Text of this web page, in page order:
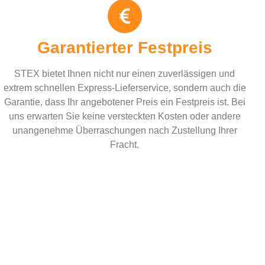
Garantierter Festpreis
STEX bietet Ihnen nicht nur einen zuverlässigen und
extrem schnellen Express-Lieferservice, sondern auch die
Garantie, dass Ihr angebotener Preis ein Festpreis ist. Bei
uns erwarten Sie keine versteckten Kosten oder andere
unangenehme Überraschungen nach Zustellung Ihrer
Fracht.